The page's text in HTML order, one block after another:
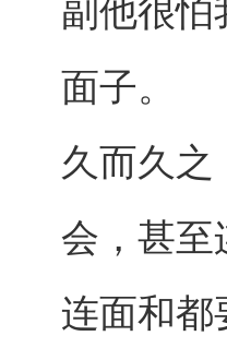
副他很怕
面子。
久而久之
会，甚至
连面和都